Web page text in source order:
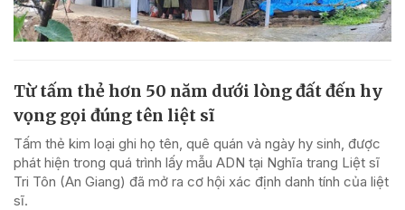
Từ tấm thẻ hơn 50 năm dưới lòng đất đến hy
vọng gọi đúng tên liệt sĩ
Tấm thẻ kim loại ghi họ tên, quê quán và ngày hy sinh, được
phát hiện trong quá trình lấy mẫu ADN tại Nghĩa trang Liệt sĩ
Tri Tôn (An Giang) đã mở ra cơ hội xác định danh tính của liệt
sĩ.